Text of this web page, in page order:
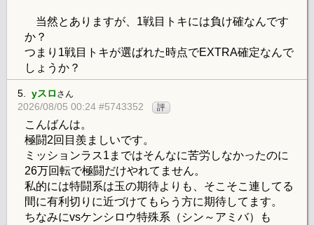
当然とありますが、1戦目トキには負け確なんです
か？
つまり1戦目トキが選ばれた時点でEXTRA確定なんで
しょうか？
5. yスロ さん
2026/08/05 00:24 #5743352 評
こんばんは。
極闘2回目羨ましいです。
ミッションラス1まではそんなに苦労しなかったのに
26万回転で極闘だけやれてません。
私的には特闘系は玉の期待よりも、そこそこ連してる
間に有利切りに近づけてもらう方に期待してます。
ちなみにvsケンシロウ特殊系（シン～アミバ）も